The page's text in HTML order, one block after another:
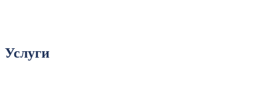
Услуги